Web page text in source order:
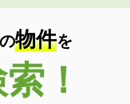
物件を
！